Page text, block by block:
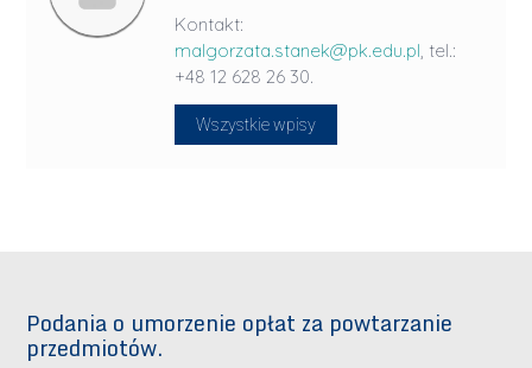
Kontakt:
malgorzata.stanek@pk.edu.pl, tel.:
+48 12 628 26 30.
Wszystkie wpisy
Podania o umorzenie opłat za powtarzanie
przedmiotów.